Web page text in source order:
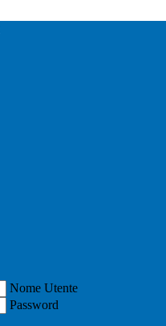
Nome Utente
Password